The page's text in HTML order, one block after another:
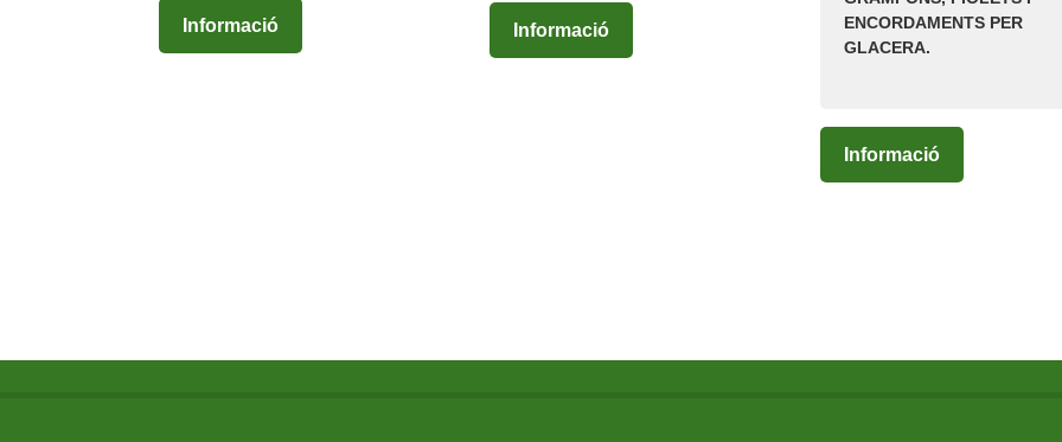
Informació Informació
ENCORDAMENTS PER
GLACERA.
Informació